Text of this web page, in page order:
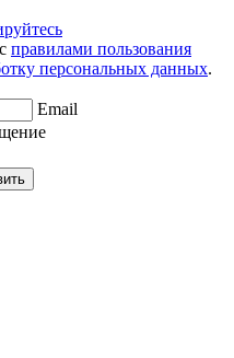
правилами пользования
персональных данных.
Email